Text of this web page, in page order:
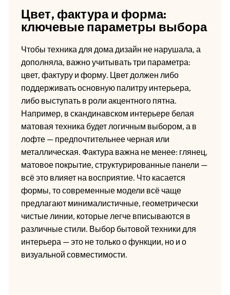
Цвет, фактура и форма:
ключевые параметры выбора
Чтобы техника для дома дизайн не нарушала, а
дополняла, важно учитывать три параметра:
цвет, фактуру и форму. Цвет должен либо
поддерживать основную палитру интерьера,
либо выступать в роли акцентного пятна.
Например, в скандинавском интерьере белая
матовая техника будет логичным выбором, а в
лофте — предпочтительнее черная или
металлическая. Фактура важна не менее: глянец,
матовое покрытие, структурированные панели —
всё это влияет на восприятие. Что касается
формы, то современные модели всё чаще
предлагают минималистичные, геометрически
чистые линии, которые легче вписываются в
различные стили. Выбор бытовой техники для
интерьера — это не только о функции, но и о
визуальной совместимости.